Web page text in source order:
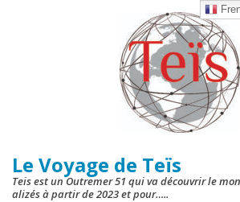
Le Voyage de Teïs
Teis est un Outremer 51 qui va découvrir le
alizés à partir de 2023 et pour…..